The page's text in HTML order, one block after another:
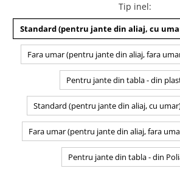
Tip inel:
Standard (pentru jante din aliaj, cu
Fara umar (pentru jante din aliaj, fara
Pentru jante din tabla - din
Standard (pentru jante din aliaj, cu
Fara umar (pentru jante din aliaj, fara
Pentru jante din tabla - din